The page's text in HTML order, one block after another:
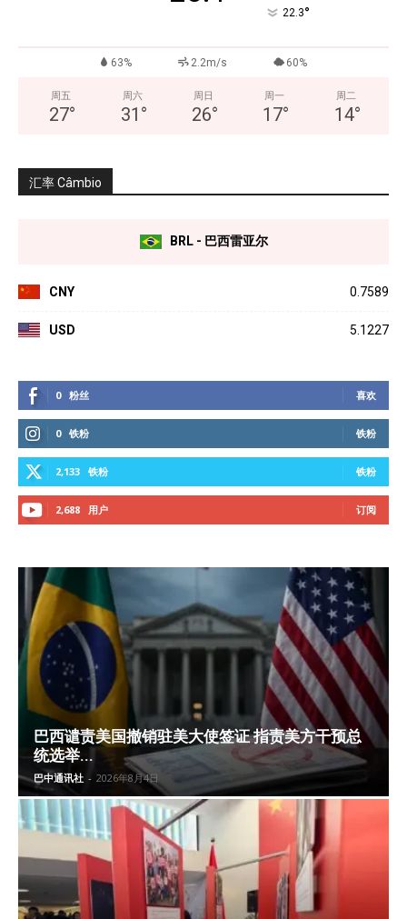
22.3°
63% 2.2m/s 60%
周五
27°
周六
31 °
周日
26°
周一
17°
周二
14°
汇率 Câmbio
BRL - 巴西雷亚尔
CNY 0.7589
USD 5.1227
0 粉丝 喜欢
0 铁粉 铁粉
2,133 铁粉 铁粉
2,688 用户 订阅
巴西谴责美国撤销驻美大使签证 指责美方干预总
统选举...
巴中通讯社 - 2026年8月4日